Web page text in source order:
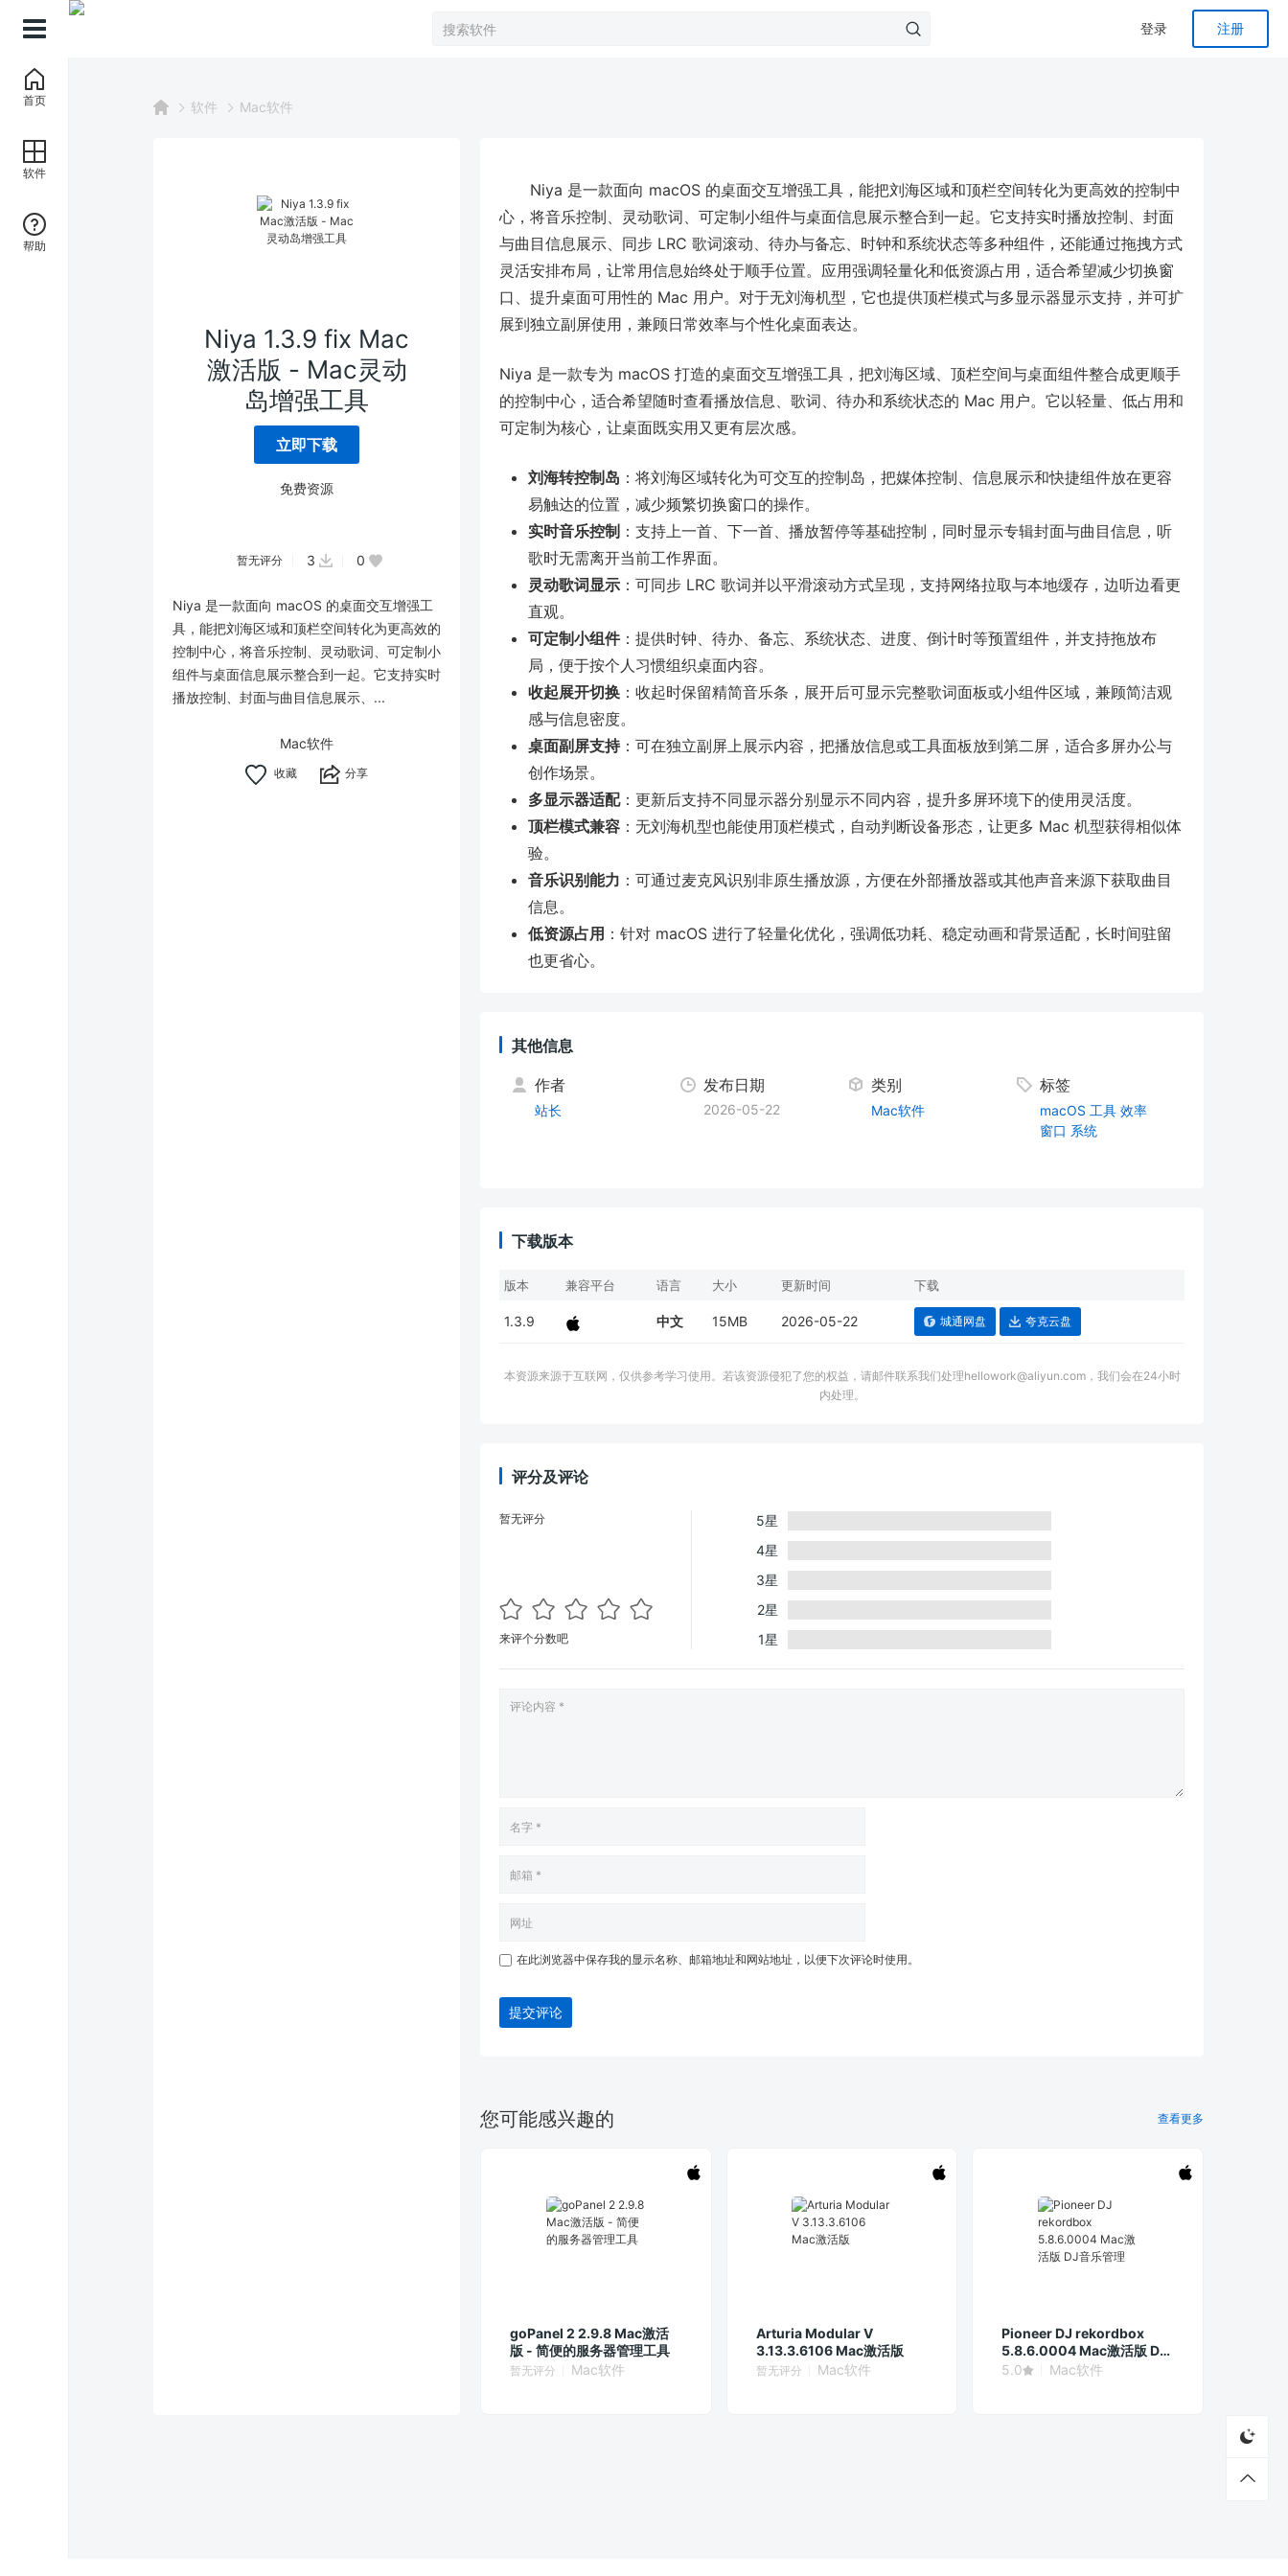
登录 注册
软件 Mac软件
Niya 1.3.9 fix Mac
激活版 - Mac灵动
岛增强工具
立即下载
免费资源
暂无评分 3 0
Niya 是一款面向 macOS 的桌面交互增强工
具，能把刘海区域和顶栏空间转化为更高效的
控制中心，将音乐控制、灵动歌词、可定制小
组件与桌面信息展示整合到一起。它支持实时
播放控制、封面与曲目信息展示、...
Mac软件
分享
Niya 是一款面向 macOS 的桌面交互增强工具，能把刘海区域和顶栏空间转化为更高效的控制中
心，将音乐控制、灵动歌词、可定制小组件与桌面信息展示整合到一起。它支持实时播放控制、封面
与曲目信息展示、同步 LRC 歌词滚动、待办与备忘、时钟和系统状态等多种组件，还能通过拖拽方式
灵活安排布局，让常用信息始终处于顺手位置。应用强调轻量化和低资源占用，适合希望减少切换窗
口、提升桌面可用性的 Mac 用户。对于无刘海机型，它也提供顶栏模式与多显示器显示支持，并可扩
展到独立副屏使用，兼顾日常效率与个性化桌面表达。
Niya 是一款专为 macOS 打造的桌面交互增强工具，把刘海区域、顶栏空间与桌面组件整合成更顺手
的控制中心，适合希望随时查看播放信息、歌词、待办和系统状态的 Mac 用户。它以轻量、低占用和
可定制为核心，让桌面既实用又更有层次感。
刘海转控制岛 ：将刘海区域转化为可交互的控制岛，把媒体控制、信息展示和快捷组件放在更容
易触达的位置，减少频繁切换窗口的操作。
实时音乐控制 ：支持上一首、下一首、播放暂停等基础控制，同时显示专辑封面与曲目信息，听
歌时无需离开当前工作界面。
灵动歌词显示 ：可同步 LRC 歌词并以平滑滚动方式呈现，支持网络拉取与本地缓存，边听边看更
直观。
可定制小组件：提供时钟、待办、备忘、系统状态、进度、倒计时等预置组件，并支持拖放布
局，便于按个人习惯组织桌面内容。
收起展开切换 ：收起时保留精简音乐条，展开后可显示完整歌词面板或小组件区域，兼顾简洁观
感与信息密度。
桌面副屏支持：可在独立副屏上展示内容，把播放信息或工具面板放到第二屏，适合多屏办公与
创作场景。
多显示器适配：更新后支持不同显示器分别显示不同内容，提升多屏环境下的使用灵活度。
顶栏模式兼容 ：无刘海机型也能使用顶栏模式，自动判断设备形态，让更多 Mac 机型获得相似体
验。
音乐识别能力 ：可通过麦克风识别非原生播放源，方便在外部播放器或其他声音来源下获取曲目
信息。
低资源占用 ：针对 macOS 进行了轻量化优化，强调低功耗、稳定动画和背景适配，长时间驻留
也更省心。
其他信息
作者
站长
发布日期
2026-05-22
类别
Mac软件
标签
macOS 工具 效率
窗口 系统
下载版本
版本 兼容平台 语言 大小 更新时间 下载
1.3.9 中文 15MB 2026-05-22 城通网盘 夸克云盘
本资源来源于互联网，仅供参考学习使用。若该资源侵犯了您的权益，请邮件联系我们处理hellowork@aliyun.com，我们会在24小时
内处理。
评分及评论
暂无评分
来评个分数吧
5星
4星
3星
2星
1星
在此浏览器中保存我的显示名称、邮箱地址和网站地址，以便下次评论时使用。
提交评论
您可能感兴趣的 查看更多
goPanel 2 2.9.8 Mac激活
版 - 简便的服务器管理工具
暂无评分 Mac软件
Arturia Modular V
3.13.3.6106 Mac激活版
暂无评分 Mac软件
Pioneer DJ rekordbox
5.8.6.0004 Mac激活版 DJ
音乐管理
5.0 Mac软件
首页
软件
帮助